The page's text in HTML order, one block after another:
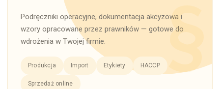
Podręczniki operacyjne, dokumentacja akcyzowa i
wzory opracowane przez prawników — gotowe do
wdrożenia w Twojej firmie.
Produkcja Import Etykiety HACCP
Sprzedaż online